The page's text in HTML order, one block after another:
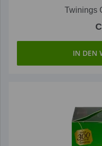
Twinings
IN DEN